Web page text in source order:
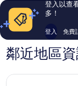
論
登入以查
多！
登入 免費
鄰近地區